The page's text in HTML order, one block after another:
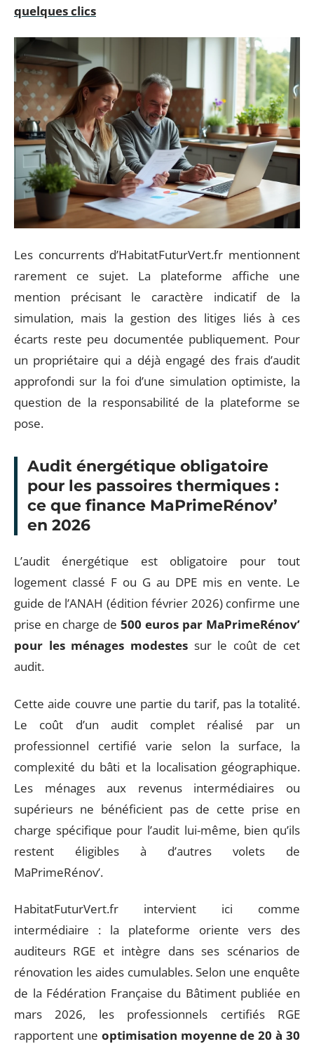
quelques clics
Les concurrents d’HabitatFuturVert.fr mentionnent
rarement ce sujet. La plateforme affiche une
mention précisant le caractère indicatif de la
simulation, mais la gestion des litiges liés à ces
écarts reste peu documentée publiquement. Pour
un propriétaire qui a déjà engagé des frais d’audit
approfondi sur la foi d’une simulation optimiste, la
question de la responsabilité de la plateforme se
pose.
Audit énergétique obligatoire
pour les passoires thermiques :
ce que finance MaPrimeRénov’
en 2026
L’audit énergétique est obligatoire pour tout
logement classé F ou G au DPE mis en vente. Le
guide de l’ANAH (édition février 2026) confirme une
prise en charge de 500 euros par MaPrimeRénov’
pour les ménages modestessur le coût de cet
audit.
Cette aide couvre une partie du tarif, pas la totalité.
Le coût d’un audit complet réalisé par un
professionnel certifié varie selon la surface, la
complexité du bâti et la localisation géographique.
Les ménages aux revenus intermédiaires ou
supérieurs ne bénéficient pas de cette prise en
charge spécifique pour l’audit lui-même, bien qu’ils
restent éligibles à d’autres volets de
MaPrimeRénov’.
HabitatFuturVert.fr intervient ici comme
intermédiaire : la plateforme oriente vers des
auditeurs RGE et intègre dans ses scénarios de
rénovation les aides cumulables. Selon une enquête
de la Fédération Française du Bâtiment publiée en
mars 2026, les professionnels certifiés RGE
rapportent une optimisation moyenne de 20 à 30